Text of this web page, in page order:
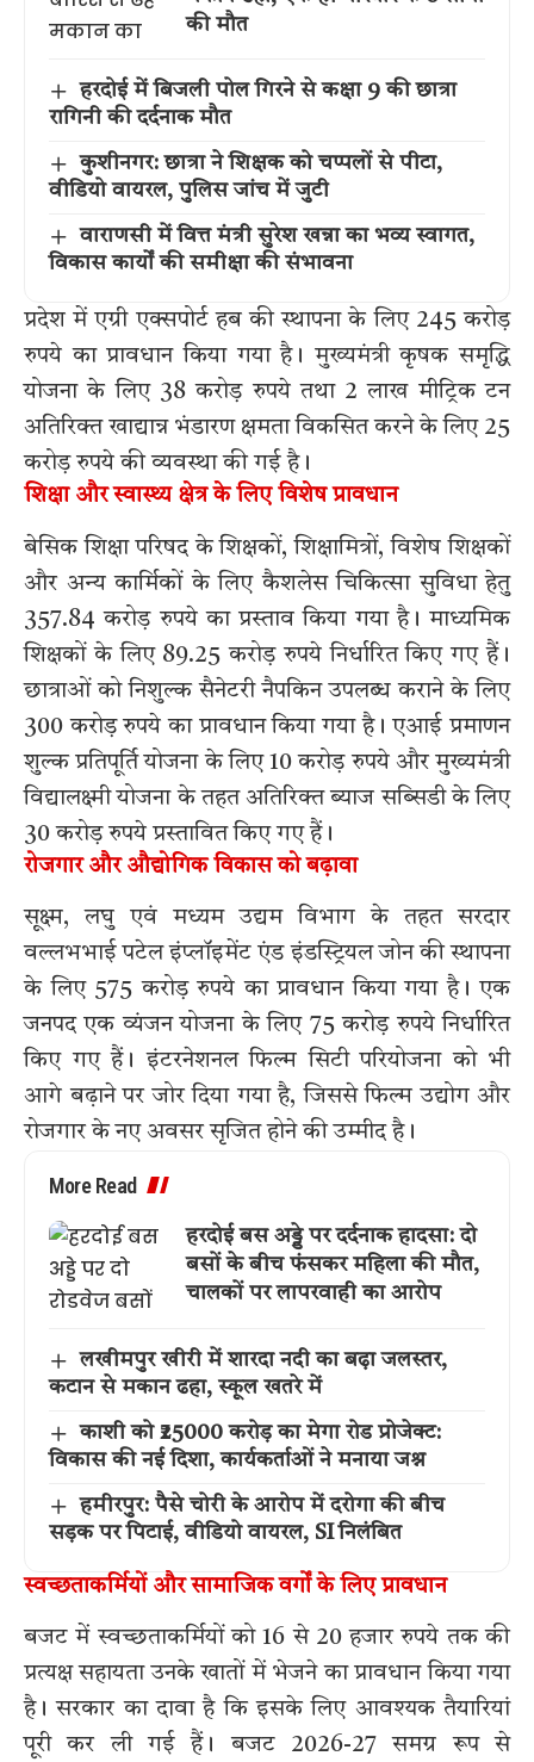
की मौत
हरदोई में बिजली पोल गिरने से कक्षा 9 की छात्रा
रागिनी की दर्दनाक मौत
कुशीनगर: छात्रा ने शिक्षक को चप्पलों से पीटा,
वीडियो वायरल, पुलिस जांच में जुटी
वाराणसी में वित्त मंत्री सुरेश खन्ना का भव्य स्वागत,
विकास कार्यों की समीक्षा की संभावना
प्रदेश में एग्री एक्सपोर्ट हब की स्थापना के लिए 245 करोड़
रुपये का प्रावधान किया गया है। मुख्यमंत्री कृषक समृद्धि
योजना के लिए 38 करोड़ रुपये तथा 2 लाख मीट्रिक टन
अतिरिक्त खाद्यान्न भंडारण क्षमता विकसित करने के लिए 25
करोड़ रुपये की व्यवस्था की गई है।
शिक्षा और स्वास्थ्य क्षेत्र के लिए विशेष प्रावधान
बेसिक शिक्षा परिषद के शिक्षकों, शिक्षामित्रों, विशेष शिक्षकों
और अन्य कार्मिकों के लिए कैशलेस चिकित्सा सुविधा हेतु
357.84 करोड़ रुपये का प्रस्ताव किया गया है। माध्यमिक
शिक्षकों के लिए 89.25 करोड़ रुपये निर्धारित किए गए हैं।
छात्राओं को निशुल्क सैनेटरी नैपकिन उपलब्ध कराने के लिए
300 करोड़ रुपये का प्रावधान किया गया है। एआई प्रमाणन
शुल्क प्रतिपूर्ति योजना के लिए 10 करोड़ रुपये और मुख्यमंत्री
विद्यालक्ष्मी योजना के तहत अतिरिक्त ब्याज सब्सिडी के लिए
30 करोड़ रुपये प्रस्तावित किए गए हैं।
रोजगार और औद्योगिक विकास को बढ़ावा
सूक्ष्म, लघु एवं मध्यम उद्यम विभाग के तहत सरदार
वल्लभभाई पटेल इंप्लॉइमेंट एंड इंडस्ट्रियल जोन की स्थापना
के लिए 575 करोड़ रुपये का प्रावधान किया गया है। एक
जनपद एक व्यंजन योजना के लिए 75 करोड़ रुपये निर्धारित
किए गए हैं। इंटरनेशनल फिल्म सिटी परियोजना को भी
आगे बढ़ाने पर जोर दिया गया है, जिससे फिल्म उद्योग और
रोजगार के नए अवसर सृजित होने की उम्मीद है।
More Read
हरदोई बस अड्डे पर दर्दनाक हादसा: दो
बसों के बीच फंसकर महिला की मौत,
चालकों पर लापरवाही का आरोप
लखीमपुर खीरी में शारदा नदी का बढ़ा जलस्तर,
कटान से मकान ढहा, स्कूल खतरे में
काशी को ₹25000 करोड़ का मेगा रोड प्रोजेक्ट:
विकास की नई दिशा, कार्यकर्ताओं ने मनाया जश्न
हमीरपुर: पैसे चोरी के आरोप में दरोगा की बीच
सड़क पर पिटाई, वीडियो वायरल, SI निलंबित
स्वच्छताकर्मियों और सामाजिक वर्गों के लिए प्रावधान
बजट में स्वच्छताकर्मियों को 16 से 20 हजार रुपये तक की
प्रत्यक्ष सहायता उनके खातों में भेजने का प्रावधान किया गया
है। सरकार का दावा है कि इसके लिए आवश्यक तैयारियां
पूरी कर ली गई हैं। बजट 2026-27 समग्र रूप से